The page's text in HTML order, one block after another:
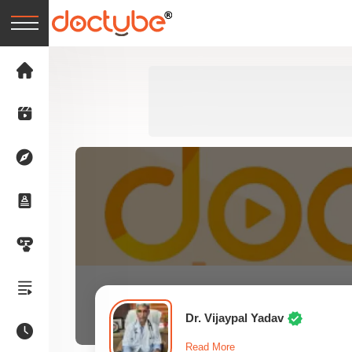
Dr. Vijaypal Yadav
Read More